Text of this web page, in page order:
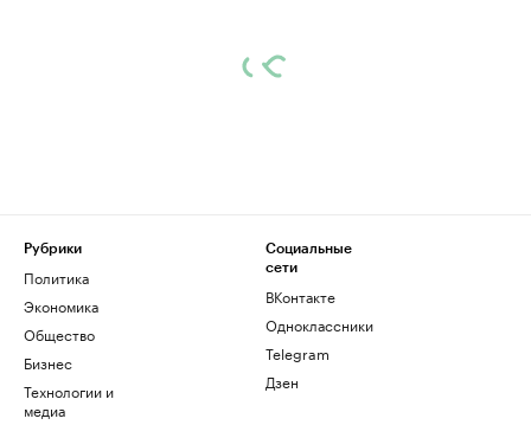
Рубрики
Политика
Экономика
Общество
Бизнес
Технологии и
медиа
Социальные
сети
ВКонтакте
Одноклассники
Telegram
Дзен